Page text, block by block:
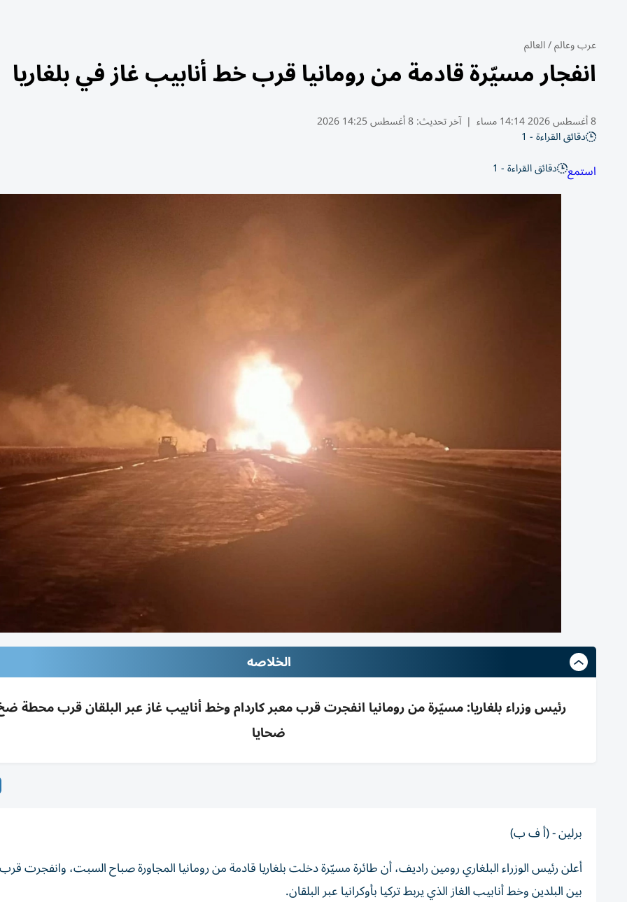
عرب وعالم/العالم
انفجار مسيّرة قادمة من رومانيا قرب خط أنابيب غاز في بلغاريا
8 أغسطس 2026 14:14 مساء | آخر تحديث:8 أغسطس 14:25 2026
دقائق القراءة - 1
استمع دقائق القراءة - 1
الخلاصه
رئيس وزراء بلغاريا: مسيّرة من رومانيا انفجرت قرب معبر كاردام وخط أنابيب غاز عبر البلقان قرب محطة
ضحايا
برلين - (أ ف ب)
أعلن رئيس الوزراء البلغاري رومين راديف، أن طائرة مسيّرة دخلت بلغاريا قادمة من رومانيا المجاورة صباح السبت، وانفجرت
بين البلدين وخط أنابيب الغاز الذي يربط تركيا بأوكرانيا عبر البلقان.